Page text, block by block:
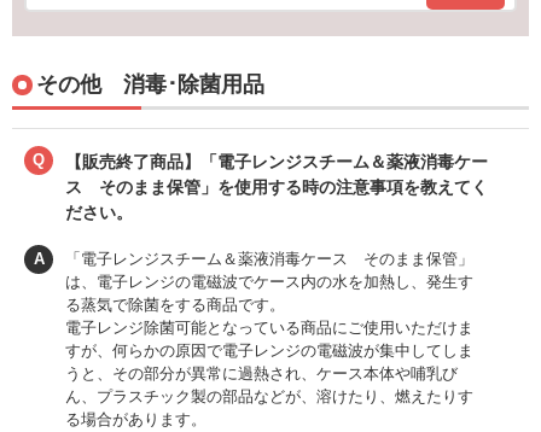
その他 消毒･除菌用品
Q
【販売終了商品】「電子レンジスチーム＆薬液消毒ケー
ス そのまま保管」を使用する時の注意事項を教えてく
ださい。
A
「電子レンジスチーム＆薬液消毒ケース そのまま保管」
は、電子レンジの電磁波でケース内の水を加熱し、発生す
る蒸気で除菌をする商品です。
電子レンジ除菌可能となっている商品にご使用いただけま
すが、何らかの原因で電子レンジの電磁波が集中してしま
うと、その部分が異常に過熱され、ケース本体や哺乳び
ん、プラスチック製の部品などが、溶けたり、燃えたりす
る場合があります。